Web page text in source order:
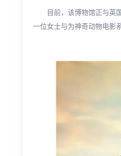
目前，该博物馆正与英
一位女士与为神奇动物电影